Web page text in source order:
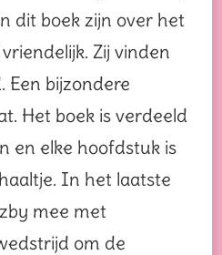
dit boek zijn over het
Zij vinden
Een bijzondere
Het boek is verdeeld
en elke hoofdstuk is
In het laatste
mee met
om de